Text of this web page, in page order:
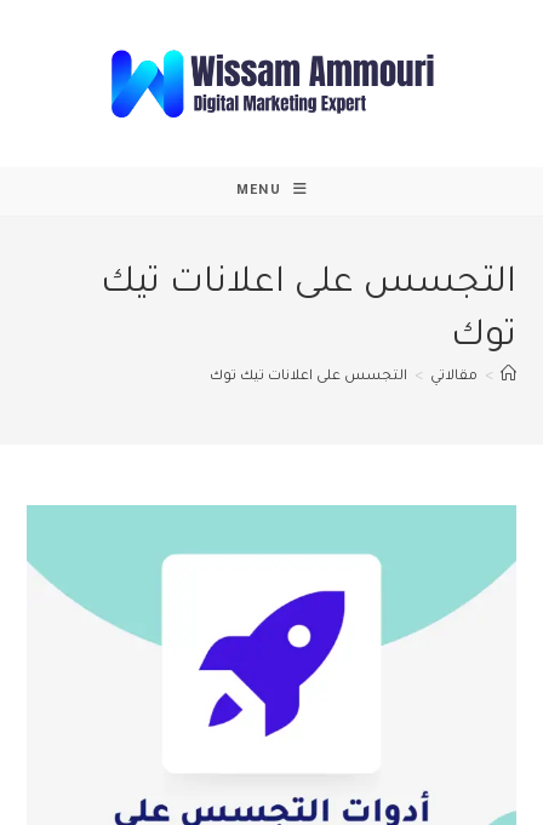
MENU
التجسس على اعلانات تيك
توك
> مقالاتي > التجسس على اعلانات تيك توك